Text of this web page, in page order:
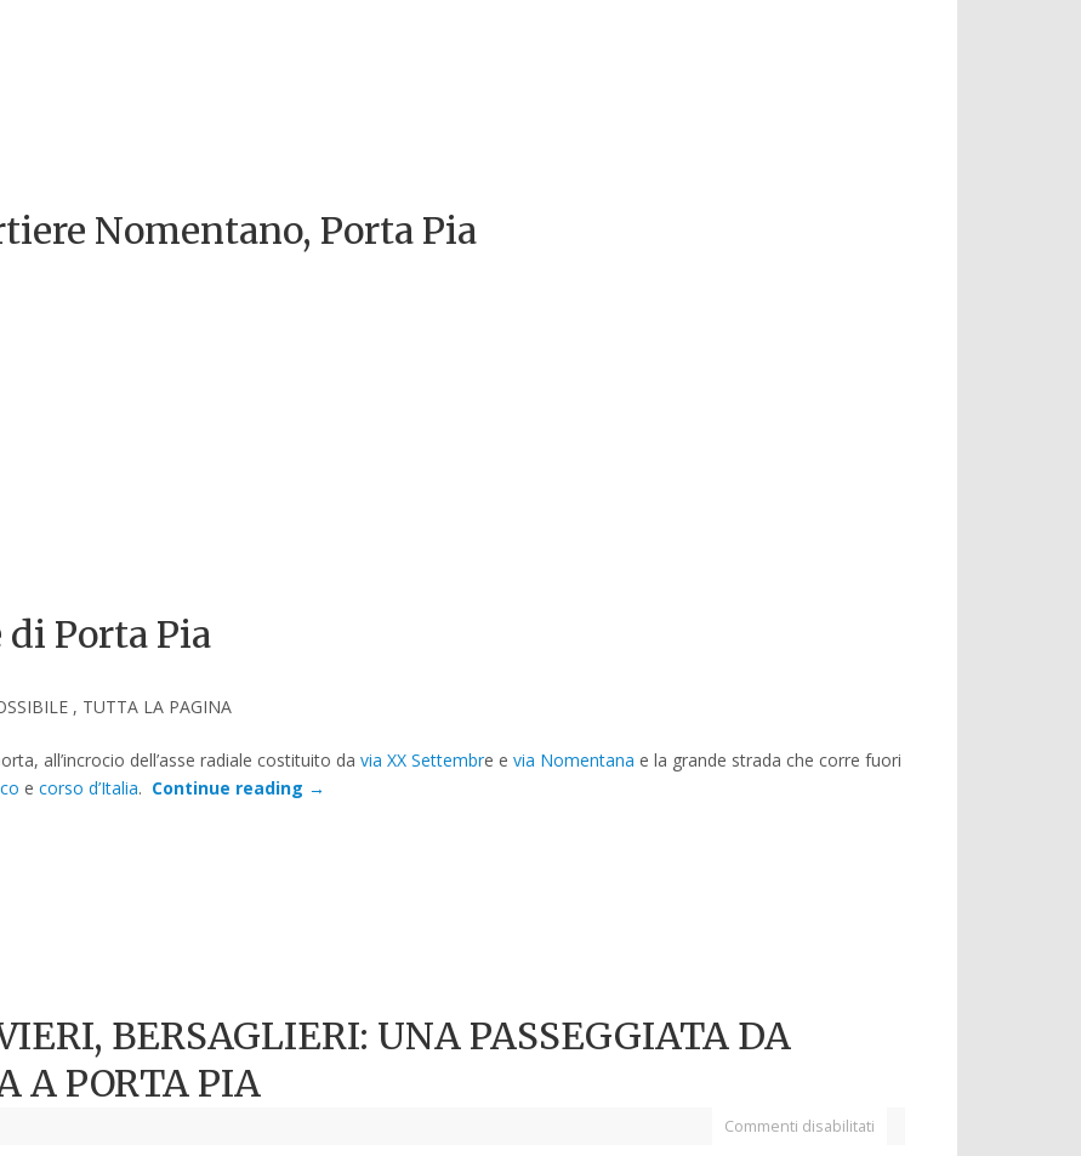
Nomentano, Porta Pia
Porta Pia
, TUTTA LA PAGINA
all’incrocio dell’asse radiale costituito da via XX Settembre e via Nomentana e la grande strada che corre fuori
e corso d’Italia. Continue reading →
BERSAGLIERI: UNA PASSEGGIATA DA
A PORTA PIA
Commenti disabilitati